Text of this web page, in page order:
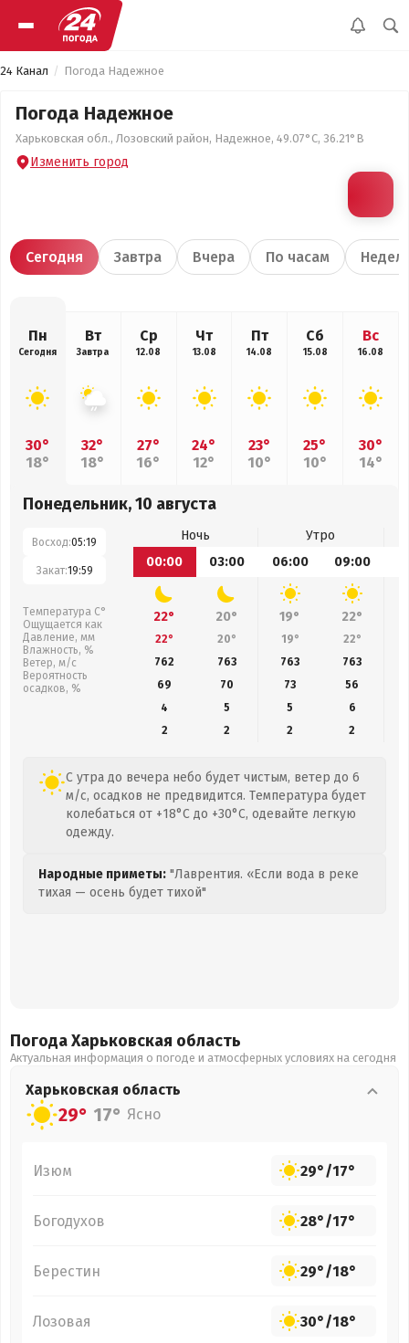
24 Канал Погода Надежное
Погода Надежное
Харьковская обл., Лозовский район, Надежное, 49.07°С, 36.21°В
Изменить город
Сегодня Завтра Вчера По часам
Пн
Сегодня
30°
18°
Вт
Завтра
32°
18°
Ср
12.08
27°
16°
Чт
13.08
24°
12°
Пт
14.08
23°
10°
Сб
15.08
25°
10°
Вс
16.08
30°
14°
Понедельник, 10 августа
Восход:05:19
Закат:19:59
Температура С°
Ощущается как
Давление, мм
Влажность, %
Ветер, м/с
Вероятность
осадков, %
Ночь
Утро
00:00
03:00 06:00 09:00
22° 20° 19° 22°
22° 20° 19° 22°
762
763 763 763
69
70 73 56
4
5 5
6
2
2 2 2
С утра до вечера небо будет чистым, ветер до 6
м/с, осадков не предвидится. Температура будет
колебаться от +18°C до +30°C, одевайте легкую
одежду.
Народные приметы: "Лаврентия. «Если вода в реке
тихая — осень будет тихой"
Погода Харьковская область
Актуальная информация о погоде и атмосферных условиях на сегодня
Харьковская область
29° 17° Ясно
Изюм 29°/17°
Богодухов 28°/17°
Берестин 29°/18°
Лозовая 30°/18°